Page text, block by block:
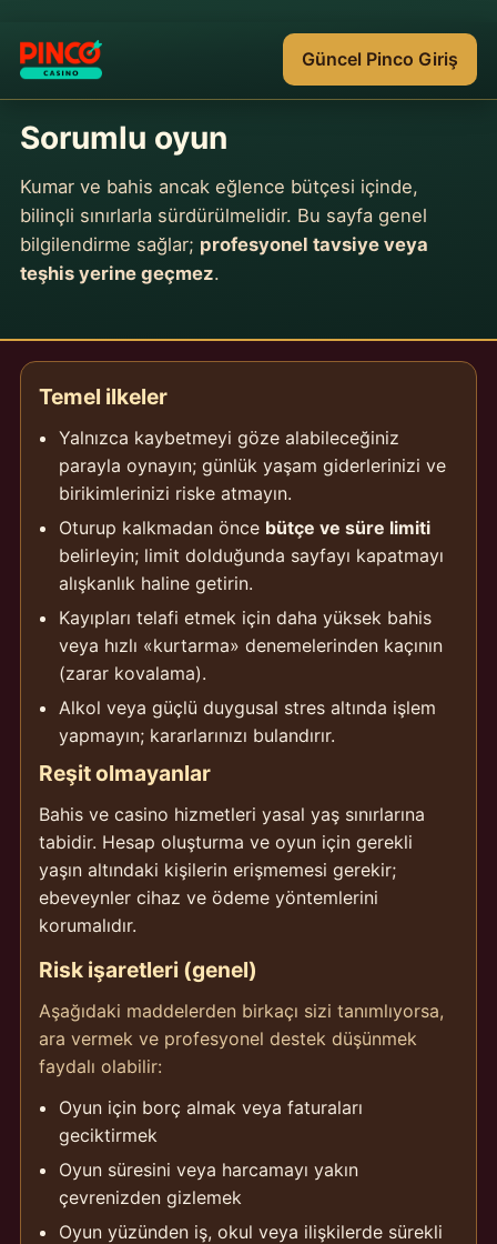
Güncel Pinco Giriş
Sorumlu oyun
Kumar ve bahis ancak eğlence bütçesi içinde,
bilinçli sınırlarla sürdürülmelidir. Bu sayfa genel
bilgilendirme sağlar; profesyonel tavsiye veya
teşhis yerine geçmez.
Temel ilkeler
Yalnızca kaybetmeyi göze alabileceğiniz
parayla oynayın; günlük yaşam giderlerinizi ve
birikimlerinizi riske atmayın.
Oturup kalkmadan önce bütçe ve süre limiti
belirleyin; limit dolduğunda sayfayı kapatmayı
alışkanlık haline getirin.
Kayıpları telafi etmek için daha yüksek bahis
veya hızlı «kurtarma» denemelerinden kaçının
(zarar kovalama).
Alkol veya güçlü duygusal stres altında işlem
yapmayın; kararlarınızı bulandırır.
Reşit olmayanlar
Bahis ve casino hizmetleri yasal yaş sınırlarına
tabidir. Hesap oluşturma ve oyun için gerekli
yaşın altındaki kişilerin erişmemesi gerekir;
ebeveynler cihaz ve ödeme yöntemlerini
korumalıdır.
Risk işaretleri (genel)
Aşağıdaki maddelerden birkaçı sizi tanımlıyorsa,
ara vermek ve profesyonel destek düşünmek
faydalı olabilir:
Oyun için borç almak veya faturaları
geciktirmek
Oyun süresini veya harcamayı yakın
çevrenizden gizlemek
Oyun yüzünden iş, okul veya ilişkilerde sürekli